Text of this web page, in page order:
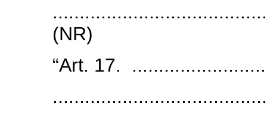
(NR)
“Art. 17.